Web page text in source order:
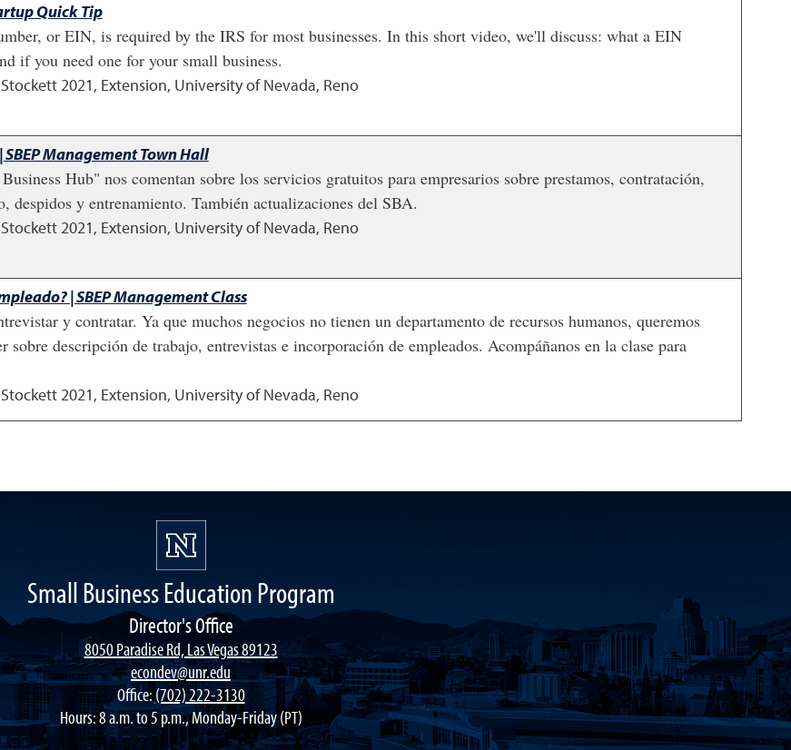
Quick Tip
or EIN, is required by the IRS for most businesses. In this short video, we'll discuss: what a EIN
if you need one for your small business.
Stockett2021, Extension, University of Nevada, Reno
SBEP Management Town Hall
Hub" nos comentan sobre los servicios gratuitos para empresarios sobre prestamos, contratación,
despidos y entrenamiento. También actualizaciones del SBA.
Stockett2021, Extension, University of Nevada, Reno
| SBEP Management Class
y contratar. Ya que muchos negocios no tienen un departamento de recursos humanos, queremos
sobre descripción de trabajo, entrevistas e incorporación de empleados. Acompáñanos en la clase para
Stockett2021, Extension, University of Nevada, Reno
Small Business Education Program
Director's Office
8050 Paradise Rd, Las Vegas 89123
econdev@unr.edu
Office:(702) 222-3130
Hours: 8 a.m. to 5 p.m., Monday-Friday (PT)